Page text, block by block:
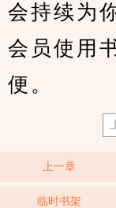
会持续为
会员使用
便。
上一章
临时书架